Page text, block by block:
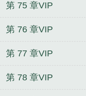
第 75 章VIP
第 76 章VIP
第 77 章VIP
第 78 章VIP